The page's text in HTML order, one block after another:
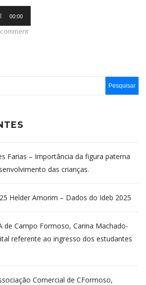
00:00
Farias – Importância da figura paterna
das crianças.
Helder Amorim – Dados do Ideb 2025
de Campo Formoso, Carina Machado-
referente ao ingresso dos estudantes
Comercial de CFormoso,